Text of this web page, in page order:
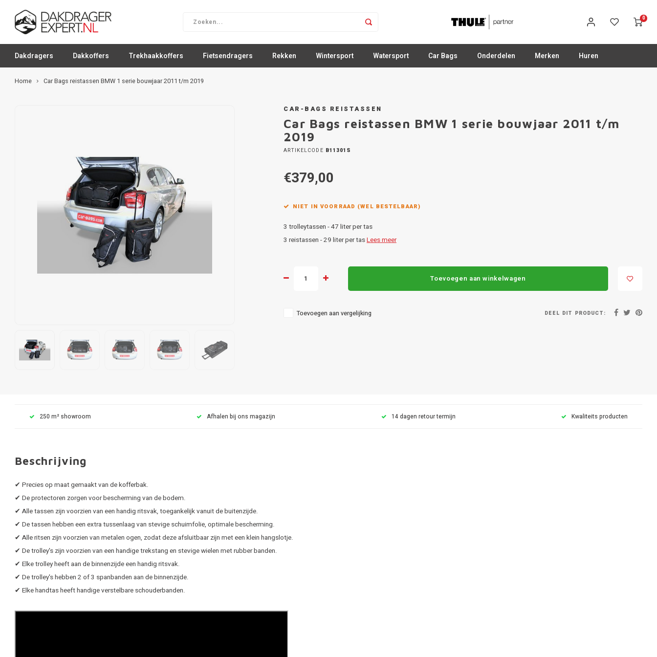
0
Dakdragers Dakkoffers Trekhaakkoffers Fietsendragers Rekken Wintersport Watersport Car Bags Onderdelen Merken Huren
Home Car Bags reistassen BMW 1 serie bouwjaar 2011 t/m 2019
CAR-BAGS REISTASSEN
Car Bags reistassen BMW 1 serie bouwjaar 2011 t/m
2019
ARTIKELCODE B11301S
€379,00
NIET IN VOORRAAD (WEL BESTELBAAR)
3 trolleytassen - 47 liter per tas
3 reistassen - 29 liter per tasLees meer
Toevoegen aan winkelwagen
Toevoegen aan vergelijking DEEL DIT PRODUCT:
250 m² showroom Afhalen bij ons magazijn 14 dagen retour termijn Kwaliteits producten
Beschrijving
✔ Precies op maat gemaakt van de kofferbak.
✔ De protectoren zorgen voor bescherming van de bodem.
✔ Alle tassen zijn voorzien van een handig ritsvak, toegankelijk vanuit de buitenzijde.
✔ De tassen hebben een extra tussenlaag van stevige schuimfolie, optimale bescherming.
✔ Alle ritsen zijn voorzien van metalen ogen, zodat deze afsluitbaar zijn met een klein hangslotje.
✔ De trolley's zijn voorzien van een handige trekstang en stevige wielen met rubber banden.
✔ Elke trolley heeft aan de binnenzijde een handig ritsvak.
✔ De trolley's hebben 2 of 3 spanbanden aan de binnenzijde.
✔ Elke handtas heeft handige verstelbare schouderbanden.